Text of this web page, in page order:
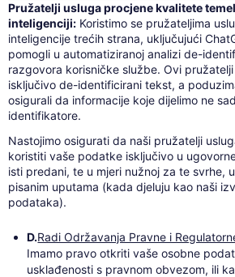
Pružatelji usluga procjene kvalitete
inteligenciji:Koristimo se pružateljima
inteligencije trećih strana, uključujući
pomogli u automatiziranoj analizi de-
razgovora korisničke službe. Ovi
isključivo de-identificirani tekst, a
osigurali da informacije koje dijelimo ne
identifikatore.
Nastojimo osigurati da naši pružatelji
koristiti vaše podatke isključivo u
isti predani, te u mjeri nužnoj za te svrhe,
pisanim uputama (kada djeluju kao naši
podataka).
D.Radi Održavanja Pravne i
Imamo pravo otkriti vaše osobne
usklađenosti s pravnom obvezom, ili